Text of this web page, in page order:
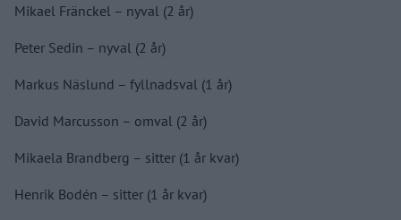
Mikael Fränckel – nyval (2 år)
Peter Sedin – nyval (2 år)
Markus Näslund – fyllnadsval (1 år)
David Marcusson – omval (2 år)
Mikaela Brandberg – sitter (1 år kvar)
Henrik Bodén – sitter (1 år kvar)